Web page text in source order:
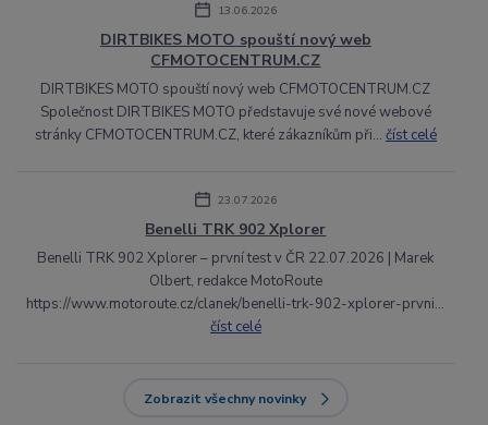
13.06.2026
DIRTBIKES MOTO spouští nový web
CFMOTOCENTRUM.CZ
DIRTBIKES MOTO spouští nový web CFMOTOCENTRUM.CZ
Společnost DIRTBIKES MOTO představuje své nové webové
stránky CFMOTOCENTRUM.CZ, které zákazníkům při... číst celé
23.07.2026
Benelli TRK 902 Xplorer
Benelli TRK 902 Xplorer – první test v ČR 22.07.2026 | Marek
Olbert, redakce MotoRoute
https://www.motoroute.cz/clanek/benelli-trk-902-xplorer-prvni...
číst celé
Zobrazit všechny novinky